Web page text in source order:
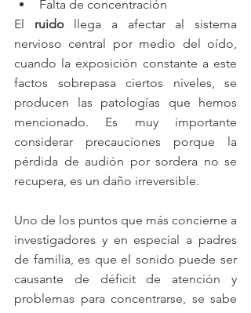
Falta de concentración
El ruido llega a afectar al sistema
nervioso central por medio del oído,
cuando la exposición constante a este
factos sobrepasa ciertos niveles, se
producen las patologías que hemos
mencionado. Es muy importante
considerar precauciones porque la
pérdida de audión por sordera no se
recupera, es un daño irreversible.
Uno de los puntos que más concierne a
investigadores y en especial a padres
de familia, es que el sonido puede ser
causante de déficit de atención y
problemas para concentrarse, se sabe